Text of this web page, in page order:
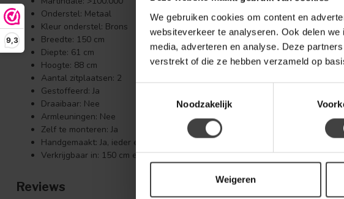
We gebruiken cookies om content en
websiteverkeer te analyseren. Ook delen
media, adverteren en analyse. Deze
verstrekt of die ze hebben verzameld op
Noodzakelijk
Weigeren
9,3
Onderstel: Metaal
Kleur onderstel: Brons
Breedte: 150 cm
Diepte: 61 cm
Hoogte: 88 cm
Aantal zitplaatsen: 2
Gestoffeerd: Ja
Draaibaar: Nee
Armleuningen: Nee
Zelf te monteren: Ja
Handgemaakt: Ja, ieder exemplaar is uniek
Verkrijgbaar in: 150 cm en 190 cm
Reviews